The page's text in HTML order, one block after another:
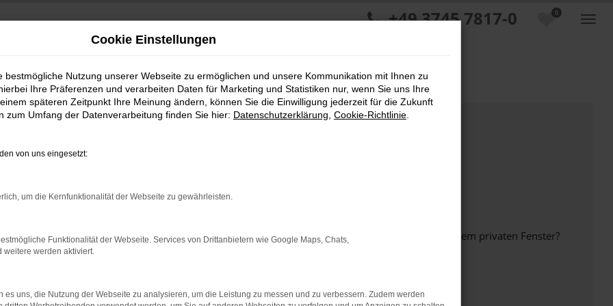
0
+49 3745 7817-0
bestimmter Seiten verhindern. Funktioniert die Seite in einem anderen Browser oder in einem privaten Fenster?
beheben.
auf dem neuesten Stand sind.
Cookie Einstellungen
bestmögliche Nutzung unserer Webseite zu ermöglichen und unsere Kommunikation mit Ihnen zu
Ihre Präferenzen und verarbeiten Daten für Marketing und Statistiken nur, wenn Sie uns Ihre
späteren Zeitpunkt Ihre Meinung ändern, können Sie die Einwilligung jederzeit für die Zukunft
zum Umfang der Datenverarbeitung finden Sie hier: Datenschutzerklärung Cookie-Richtlinie
von uns eingesetzt:
um die Kernfunktionalität der Webseite zu gewährleisten.
Funktionalität der Webseite. Services von Drittanbietern wie Google Maps, Chats,
weitere werden aktiviert.
es uns, die Nutzung der Webseite zu analysieren, um die Leistung zu messen und zu verbessern. Zudem werden